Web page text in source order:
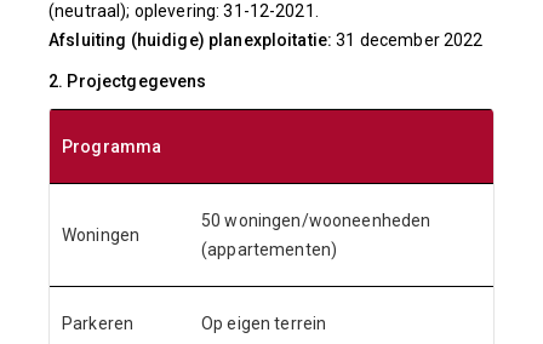
(neutraal); oplevering: 31-12-2021.
Afsluiting (huidige) planexploitatie: 31 december 2022
2. Projectgegevens
Programma
Woningen
50 woningen/wooneenheden
(appartementen)
Parkeren Op eigen terrein